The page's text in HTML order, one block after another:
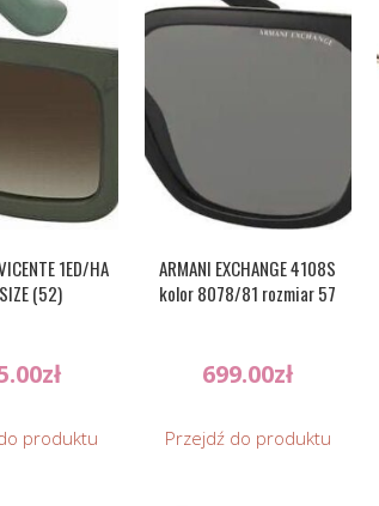
1ED/HA
(52)
zł
produktu
ARMANI EXCHANGE 4108S
kolor 8078/81 rozmiar 57
699.00zł
Przejdź do produktu